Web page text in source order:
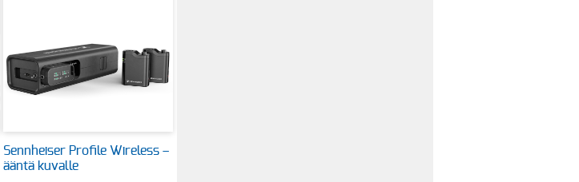
Sennheiser Profile Wireless –
ääntä kuvalle